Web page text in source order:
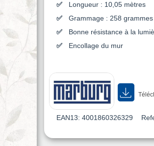
Longueur : 10,05 mètres
Grammage : 258 grammes
Bonne résistance à la
Encollage du mur
EAN13: 4001860326329